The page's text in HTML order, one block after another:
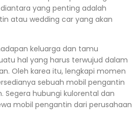
yang penting adalah
atau wedding car yang akan
keluarga dan tamu
hal yang harus terwujud dalam
Oleh karea itu, lengkapi momen
sebuah mobil pengantin
Segera hubungi kulorental dan
mobil pengantin dari perusahaan